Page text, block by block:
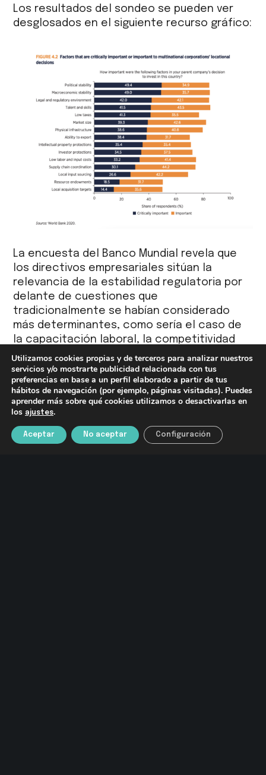
Los resultados del sondeo se pueden ver
desglosados en el siguiente recurso gráfico:
La encuesta del Banco Mundial revela que
los directivos empresariales sitúan la
relevancia de la estabilidad regulatoria por
delante de cuestiones que
tradicionalmente se habían considerado
más determinantes, como sería el caso de
la capacitación laboral, la competitividad
del sistema tributario, el tamaño del
mercado o las infraestructuras.
El informe completo se puede consultar
aquí.
Utilizamos cookies propias y de terceros para analizar nuestros
servicios y/o mostrarte publicidad relacionada con tus
preferencias en base a un perfil elaborado a partir de tus
hábitos de navegación (por ejemplo, páginas visitadas). Puedes
aprender más sobre qué cookies utilizamos o desactivarlas en
los ajustes.
Aceptar No aceptar Configuración